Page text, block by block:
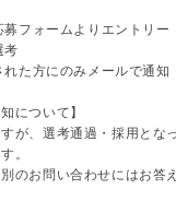
フォームよりエントリー
考
た方にのみメールで通知
について】
が、選考通過・採用とな
。
のお問い合わせにはお答